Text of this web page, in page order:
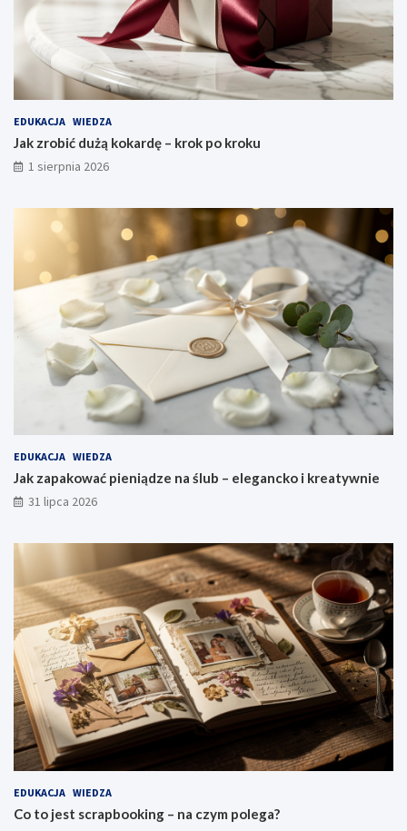
EDUKACJA WIEDZA
Jak zrobić dużą kokardę – krok po kroku
1 sierpnia 2026
EDUKACJA WIEDZA
Jak zapakować pieniądze na ślub – elegancko i kreatywnie
31 lipca 2026
EDUKACJA WIEDZA
Co to jest scrapbooking – na czym polega?